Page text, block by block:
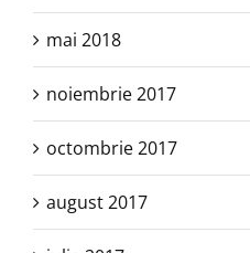
mai 2018
noiembrie 2017
octombrie 2017
august 2017